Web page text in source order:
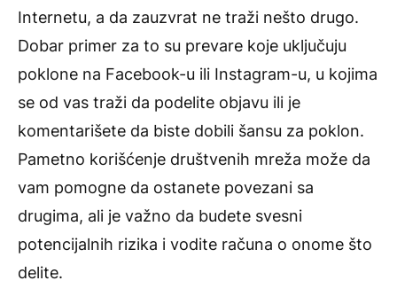
Internetu, a da zauzvrat ne traži nešto drugo.
Dobar primer za to su prevare koje uključuju
poklone na Facebook-u ili Instagram-u, u kojima
se od vas traži da podelite objavu ili je
komentarišete da biste dobili šansu za poklon.
Pametno korišćenje društvenih mreža može da
vam pomogne da ostanete povezani sa
drugima, ali je važno da budete svesni
potencijalnih rizika i vodite računa o onome što
delite.